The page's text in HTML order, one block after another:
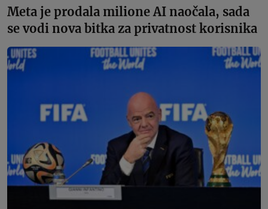
Meta je prodala milione AI naočala, sada
se vodi nova bitka za privatnost korisnika